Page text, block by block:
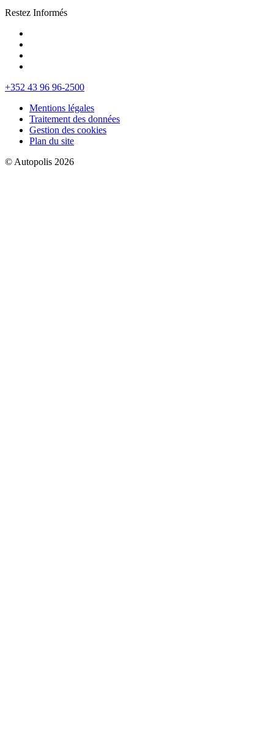
Restez Informés
+352 43 96 96-2500
Mentions légales
Traitement des données
Gestion des cookies
Plan du site
© Autopolis 2026